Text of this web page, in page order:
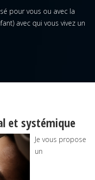
pour vous ou avec la
avec qui vous vivez un
et systémique
Je vous propose
un